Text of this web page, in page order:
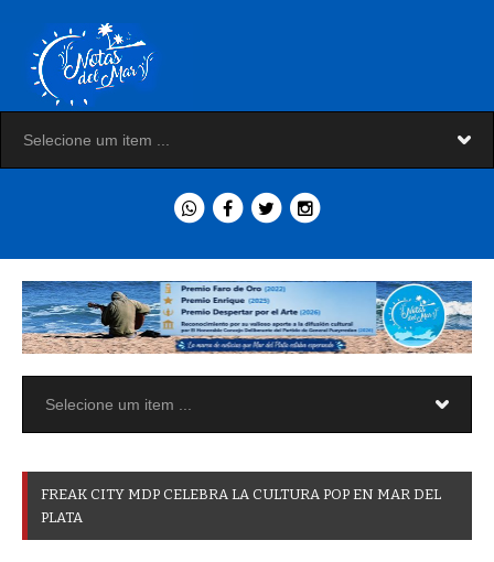
FREAK CITY MDP CELEBRA LA CULTURA POP EN MAR DEL
PLATA